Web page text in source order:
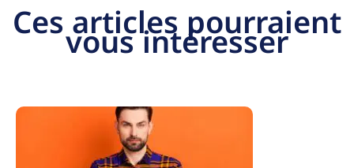
Ces articles pourraient
vous intéresser